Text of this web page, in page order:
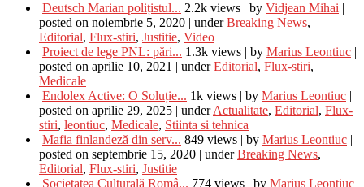
Deutsch Marian polițistul... 2.2k views | by Vidjean Mihai |
posted on noiembrie 5, 2020 | underBreaking News,
Editorial, Flux-stiri, Justitie, Video
Proiect de lege PNL: pări... 1.3k views | by Marius Leontiuc |
posted on aprilie 10, 2021 | underEditorial, Flux-stiri,
Medicale
Endolex Active: O Soluție... 1k views | by Marius Leontiuc |
posted on aprilie 29, 2025 | underActualitate, Editorial, Flux-
stiri, leontiuc, Medicale, Stiinta si tehnica
Mafia finlandeză din serv... 849 views | by Marius Leontiuc |
posted on septembrie 15, 2020 | underBreaking News,
Editorial, Flux-stiri, Justitie
Societatea Culturală Româ... 774 views | by Marius Leontiuc